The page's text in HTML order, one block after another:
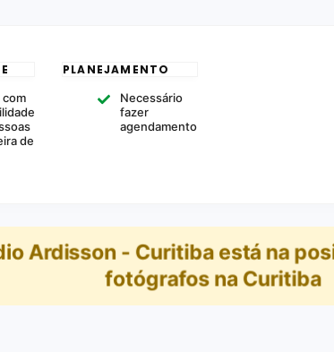
com
de
PLANEJAMENTO
Necessário
fazer
agendamento
Ardisson - Curitiba está na
fotógrafos na Curitiba